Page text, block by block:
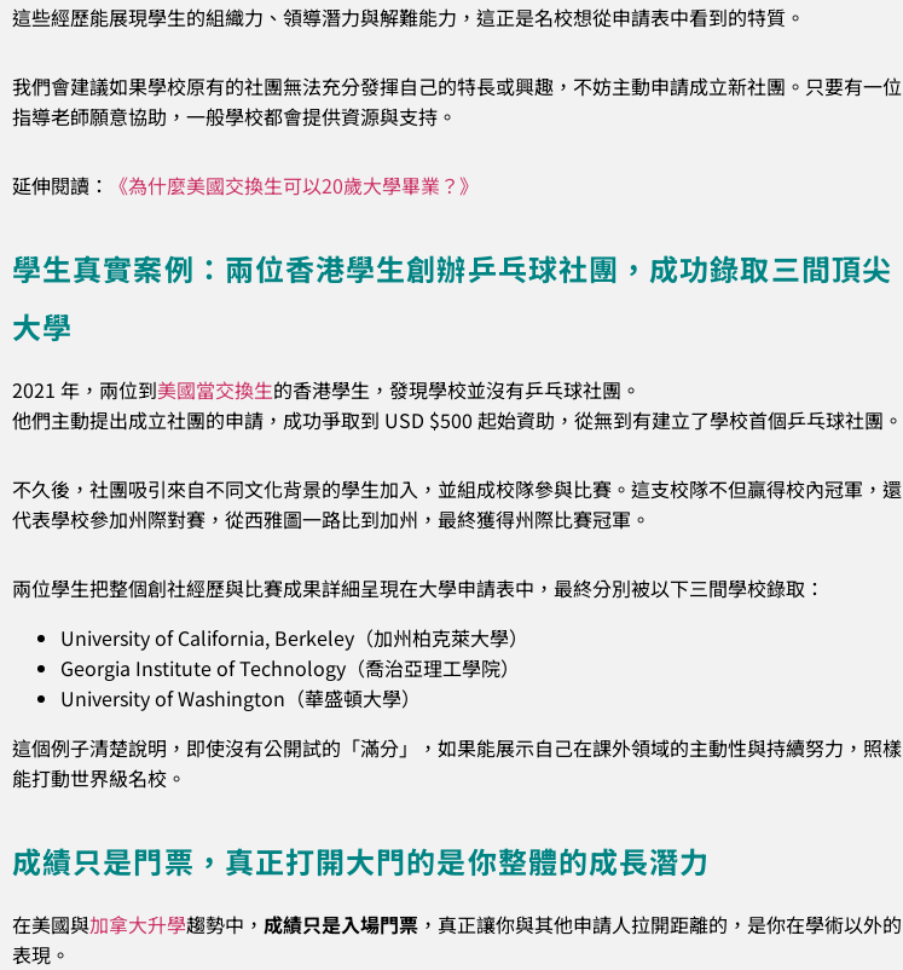
這些經歷能展現學生的組織力、領導潛力與解難能力，這正是名校想從申請表中看到的特質。
我們會建議如果學校原有的社團無法充分發揮自己的特長或興趣，不妨主動申請成立新社團。只要有一位
指導老師願意協助，一般學校都會提供資源與支持。
延伸閱讀： 《為什麼美國交換生可以20歲大學畢業？》
學生真實案例：兩位香港學生創辦乒乓球社團，成功錄取三間頂尖
大學
2021 年，兩位到美國當交換生的香港學生，發現學校並沒有乒乓球社團。
他們主動提出成立社團的申請，成功爭取到 USD $500 起始資助，從無到有建立了學校首個乒乓球社團。
不久後，社團吸引來自不同文化背景的學生加入，並組成校隊參與比賽。這支校隊不但贏得校內冠軍，還
代表學校參加州際對賽，從西雅圖一路比到加州，最終獲得州際比賽冠軍。
兩位學生把整個創社經歷與比賽成果詳細呈現在大學申請表中，最終分別被以下三間學校錄取：
University of California, Berkeley（加州柏克萊大學）
Georgia Institute of Technology（喬治亞理工學院）
University of Washington（華盛頓大學）
這個例子清楚說明，即使沒有公開試的「滿分」，如果能展示自己在課外領域的主動性與持續努力，照樣
能打動世界級名校。
成績只是門票，真正打開大門的是你整體的成長潛力
在美國與加拿大升學趨勢中， 成績只是入場門票 ，真正讓你與其他申請人拉開距離的，是你在學術以外的
表現。